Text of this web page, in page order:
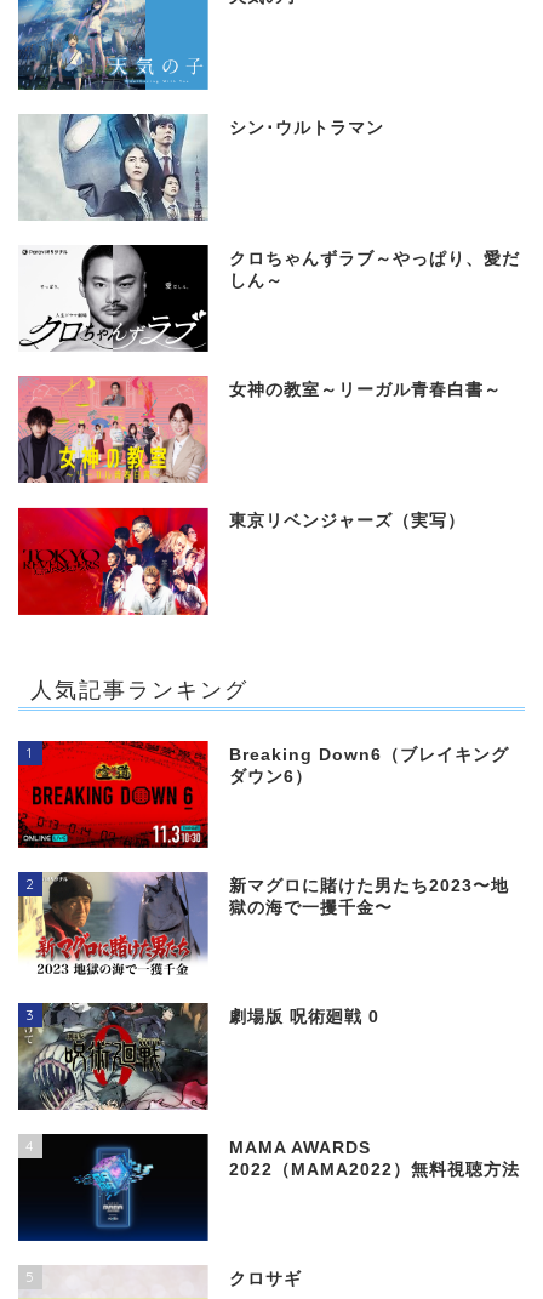
シン･ウルトラマン
クロちゃんずラブ～やっぱり、愛だ
しん～
女神の教室～リーガル青春白書～
東京リベンジャーズ（実写）
人気記事ランキング
1
Breaking Down6（ブレイキング
ダウン6）
2
新マグロに賭けた男たち2023〜地
獄の海で一攫千金〜
3 劇場版 呪術廻戦 0
4
MAMA AWARDS
2022（MAMA2022）無料視聴方法
5 クロサギ